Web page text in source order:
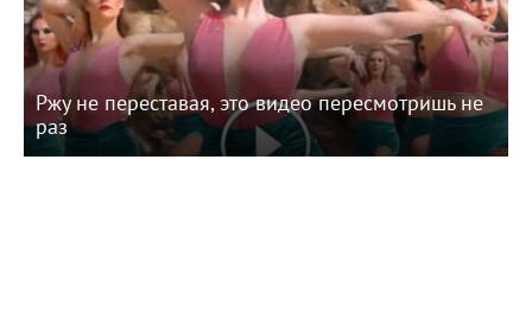
Ржу не переставая, это видео пересмотришь не
раз